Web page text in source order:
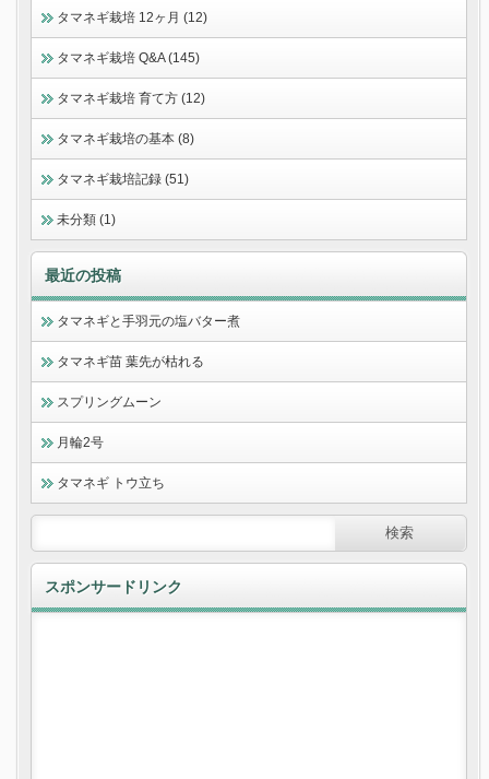
タマネギ栽培 12ヶ月 (12)
タマネギ栽培 Q&A (145)
タマネギ栽培 育て方 (12)
タマネギ栽培の基本 (8)
タマネギ栽培記録 (51)
未分類 (1)
最近の投稿
タマネギと手羽元の塩バター煮
タマネギ苗 葉先が枯れる
スプリングムーン
月輪2号
タマネギ トウ立ち
スポンサードリンク